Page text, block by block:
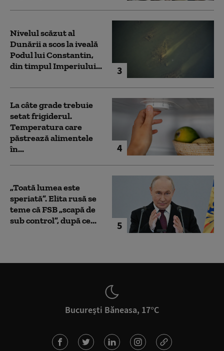
3
Nivelul scăzut al
Dunării a scos la iveală
Podul lui Constantin,
din timpul Imperiului...
4
La câte grade trebuie
setat frigiderul.
Temperatura care
păstrează alimentele
în...
5
„Toată lumea este
speriată”. Elita rusă se
teme că FSB „scapă de
sub control”, după ce...
București Băneasa, 17°C